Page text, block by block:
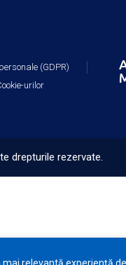
(GDPR)
urilor
drepturile rezervate.